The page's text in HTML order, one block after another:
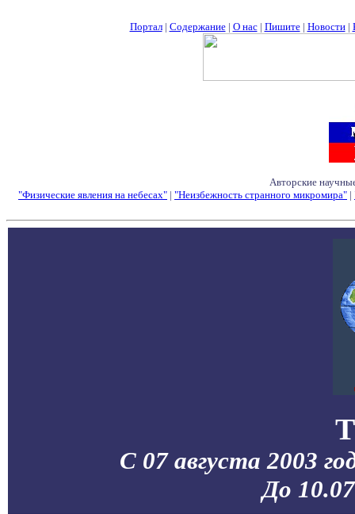
Портал| Содержание| О нас| Пишите| Новости|
Авторские
"Физические явления на небесах" | "Неизбежность странного микромира" |
С 07 августа 2003
До